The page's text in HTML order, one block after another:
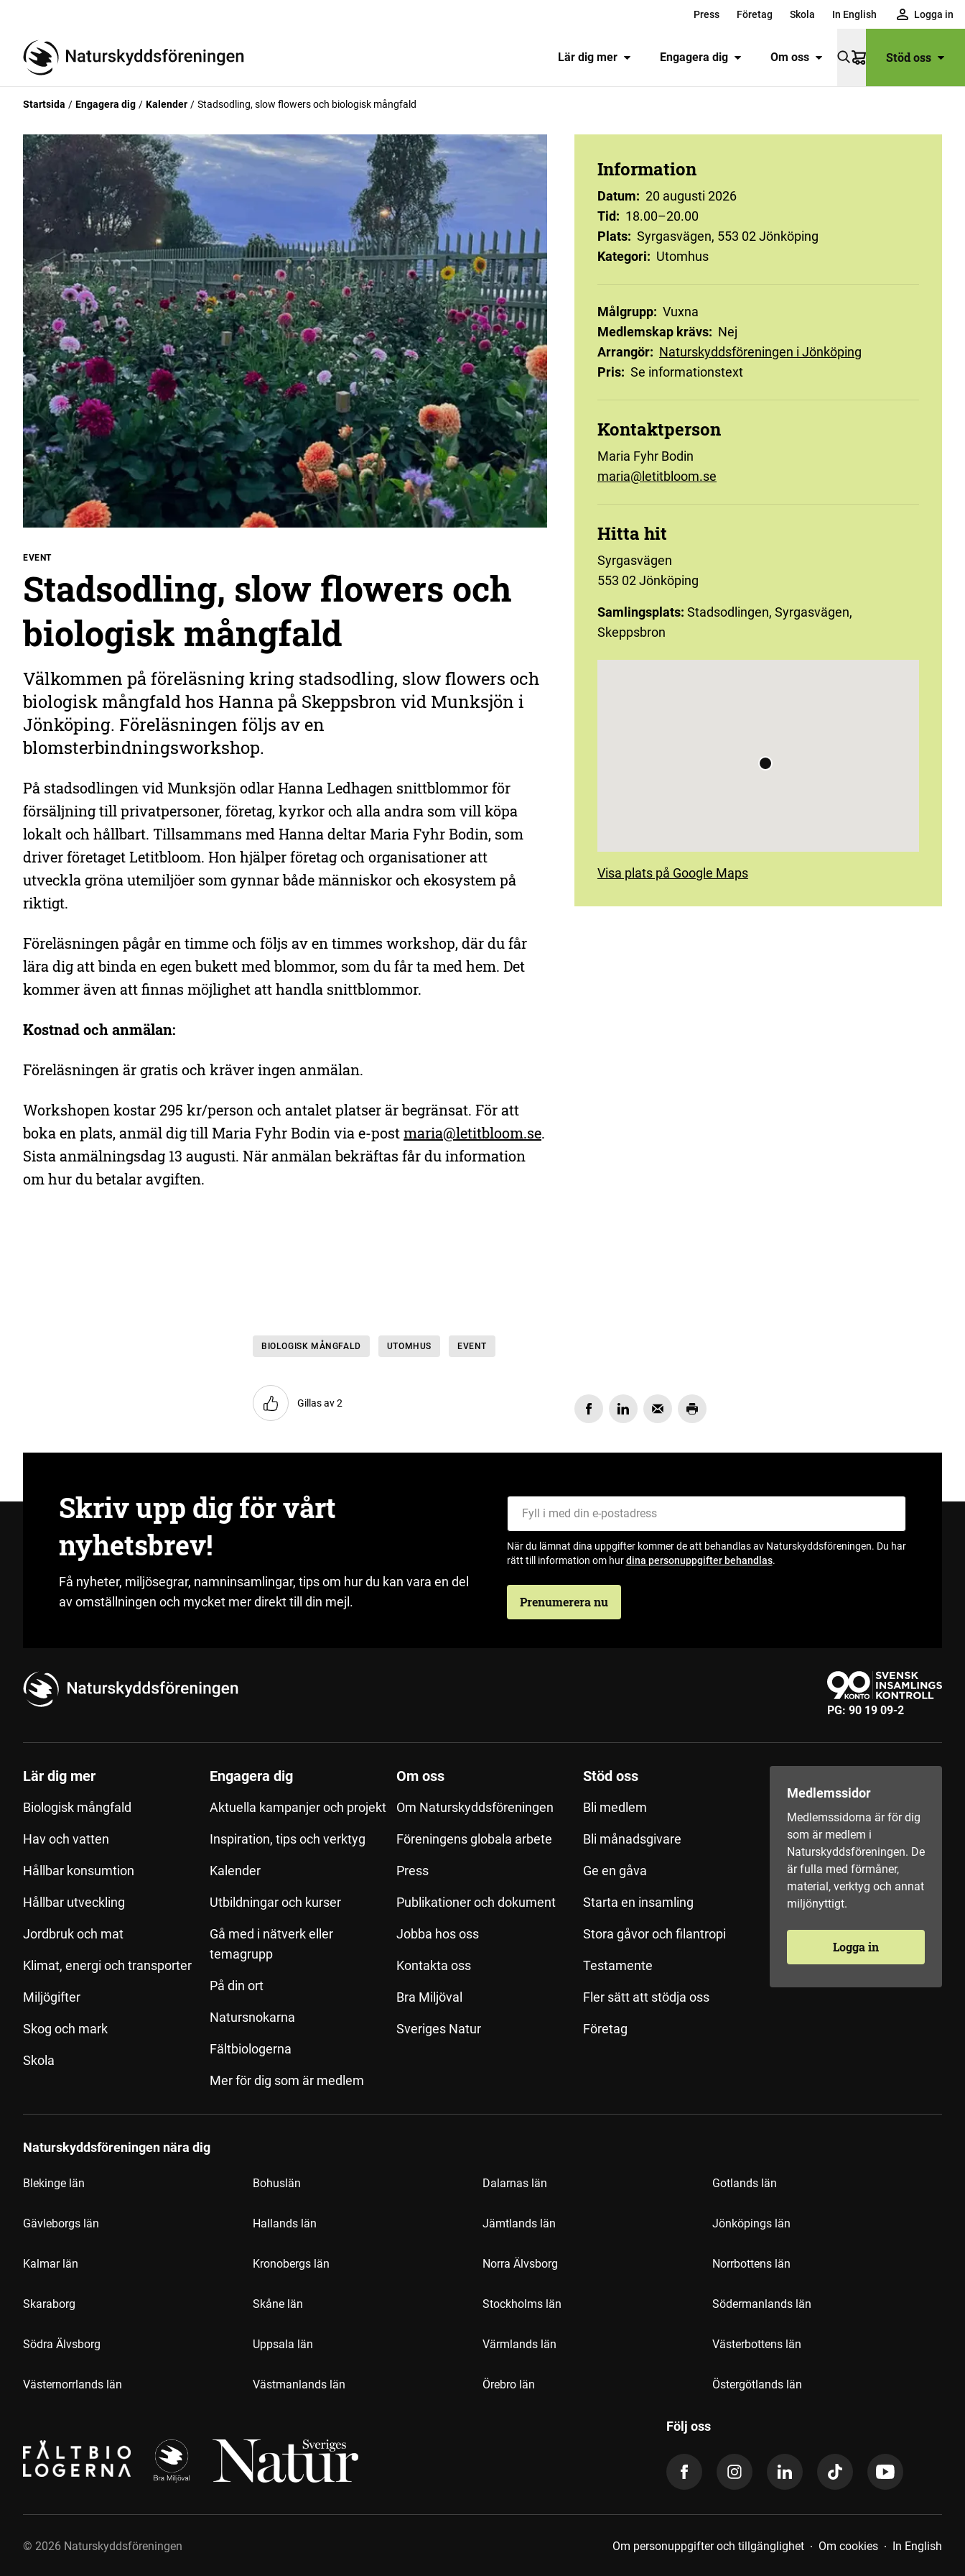
Press Företag Skola In English Logga in
Lär dig mer Engagera dig Om oss
VarukorgStöd oss
Startsida Engagera dig Kalender Stadsodling, slow flowers och biologisk mångfald
EVENT
Stadsodling, slow flowers och
biologisk mångfald
Välkommen på föreläsning kring stadsodling, slow flowers och
biologisk mångfald hos Hanna på Skeppsbron vid Munksjön i
Jönköping. Föreläsningen följs av en
blomsterbindningsworkshop.
På stadsodlingen vid Munksjön odlar Hanna Ledhagen snittblommor för
försäljning till privatpersoner, företag, kyrkor och alla andra som vill köpa
lokalt och hållbart. Tillsammans med Hanna deltar Maria Fyhr Bodin, som
driver företaget Letitbloom. Hon hjälper företag och organisationer att
utveckla gröna utemiljöer som gynnar både människor och ekosystem på
riktigt.
Föreläsningen pågår en timme och följs av en timmes workshop, där du får
lära dig att binda en egen bukett med blommor, som du får ta med hem. Det
kommer även att finnas möjlighet att handla snittblommor.
Kostnad och anmälan:
Föreläsningen är gratis och kräver ingen anmälan.
Workshopen kostar 295 kr/person och antalet platser är begränsat. För att
boka en plats, anmäl dig till Maria Fyhr Bodin via e-postmaria@letitbloom.se.
Sista anmälningsdag 13 augusti. När anmälan bekräftas får du information
om hur du betalar avgiften.
Information
Datum: 20 augusti 2026
Tid: 18.00–20.00
Plats: Syrgasvägen, 553 02 Jönköping
Kategori: Utomhus
Målgrupp: Vuxna
Medlemskap krävs: Nej
Arrangör: Naturskyddsföreningen i Jönköping
Pris: Se informationstext
Kontaktperson
Maria Fyhr Bodin
maria@letitbloom.se
Hitta hit
Syrgasvägen
553 02 Jönköping
Samlingsplats: Stadsodlingen, Syrgasvägen,
Skeppsbron
Visa plats på Google Maps
BIOLOGISK MÅNGFALD UTOMHUS EVENT
Gillas av 2
Skriv upp dig för vårt
nyhetsbrev!
Få nyheter, miljösegrar, namninsamlingar, tips om hur du kan vara en del
av omställningen och mycket mer direkt till din mejl.
Fyll i med din e-postadress
När du lämnat dina uppgifter kommer de att behandlas av Naturskyddsföreningen. Du har
rätt till information om hurdina personuppgifter behandlas.
Prenumerera nu
PG: 90 19 09-2
Lär dig mer
Biologisk mångfald
Hav och vatten
Hållbar konsumtion
Hållbar utveckling
Jordbruk och mat
Klimat, energi och transporter
Miljögifter
Skog och mark
Skola
Engagera dig
Aktuella kampanjer och projekt
Inspiration, tips och verktyg
Kalender
Utbildningar och kurser
Gå med i nätverk eller
temagrupp
På din ort
Natursnokarna
Fältbiologerna
Mer för dig som är medlem
Om oss
Om Naturskyddsföreningen
Föreningens globala arbete
Press
Publikationer och dokument
Jobba hos oss
Kontakta oss
Bra Miljöval
Sveriges Natur
Stöd oss
Bli medlem
Bli månadsgivare
Ge en gåva
Starta en insamling
Stora gåvor och filantropi
Testamente
Fler sätt att stödja oss
Företag
Medlemssidor
Medlemssidorna är för dig
som är medlem i
Naturskyddsföreningen. De
är fulla med förmåner,
material, verktyg och annat
miljönyttigt.
Logga in
Naturskyddsföreningen nära dig
Blekinge län Bohuslän Dalarnas län Gotlands län
Gävleborgs län Hallands län Jämtlands län Jönköpings län
Kalmar län Kronobergs län Norra Älvsborg Norrbottens län
Skaraborg Skåne län Stockholms län Södermanlands län
Södra Älvsborg Uppsala län Värmlands län Västerbottens län
Västernorrlands län Västmanlands län Örebro län Östergötlands län
Följ oss
© 2026 Naturskyddsföreningen Om personuppgifter och tillgänglighet Om cookies In English